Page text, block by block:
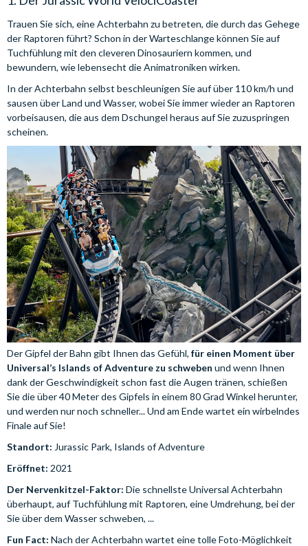
Trauen Sie sich, eine Achterbahn zu betreten, die durch das Gehege
der Raptoren führt? Schon in der Warteschlange können Sie auf
Tuchfühlung mit den cleveren Dinosauriern kommen, und
bewundern, wie lebensecht die Animatroniken wirken.
In der Achterbahn selbst beschleunigen Sie auf über 110 km/h und
sausen über Land und Wasser, wobei Sie immer wieder an Raptoren
vorbeisausen, die aus dem Dschungel heraus auf Sie zuzuspringen
scheinen.
Der Gipfel der Bahn gibt Ihnen das Gefühl, für einen Moment über
Universal’s Islands of Adventure zu schweben und wenn Ihnen
dank der Geschwindigkeit schon fast die Augen tränen, schießen
Sie die über 40 Meter des Gipfels in einem 80 Grad Winkel herunter,
und werden nur noch schneller... Und am Ende wartet ein wirbelndes
Finale auf Sie!
Standort: Jurassic Park, Islands of Adventure
Eröffnet: 2021
Der Nervenkitzel-Faktor: Die schnellste Universal Achterbahn
überhaupt, auf Tuchfühlung mit Raptoren, eine Umdrehung, bei der
Sie über dem Wasser schweben, ...
Fun Fact: Nach der Achterbahn wartet eine tolle Foto-Möglichkeit